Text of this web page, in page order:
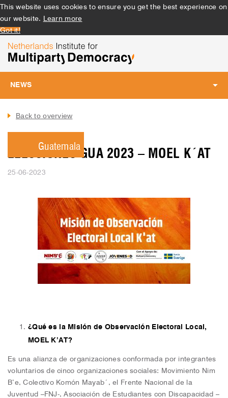
This website uses cookies to ensure you get the best experience on
our website. Learn more
Got it!
NEWS
navigation
Back to overview
Guatemala
ELECCIONES GUA 2023 – MOEL K´AT
25-06-2023
¿Qué es la Misión de Observación Electoral Local,
MOEL K’AT?
Es una alianza de organizaciones conformada por integrantes
voluntarios de cinco organizaciones sociales: Movimiento Nim
B’e, Colectivo Komón Mayab´, el Frente Nacional de la
Juventud –FNJ-, Asociación de Estudiantes con Discapacidad –